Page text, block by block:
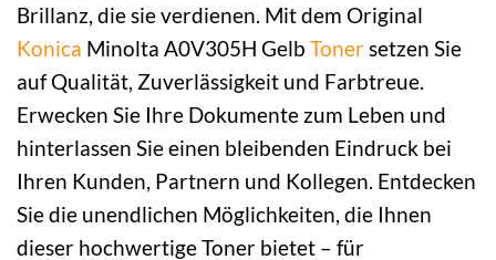
Brillanz, die sie verdienen. Mit dem Original
Konica Minolta A0V305H Gelb Tonersetzen Sie
auf Qualität, Zuverlässigkeit und Farbtreue.
Erwecken Sie Ihre Dokumente zum Leben und
hinterlassen Sie einen bleibenden Eindruck bei
Ihren Kunden, Partnern und Kollegen. Entdecken
Sie die unendlichen Möglichkeiten, die Ihnen
dieser hochwertige Toner bietet – für